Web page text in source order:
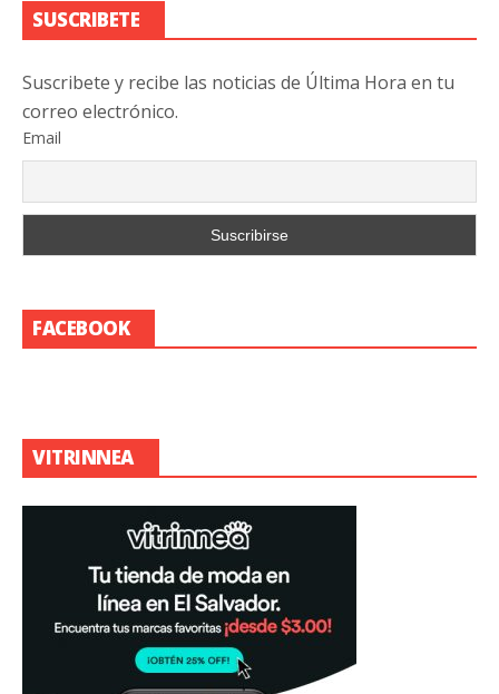
SUSCRIBETE
Suscribete y recibe las noticias de Última Hora en tu
correo electrónico.
Email
FACEBOOK
VITRINNEA